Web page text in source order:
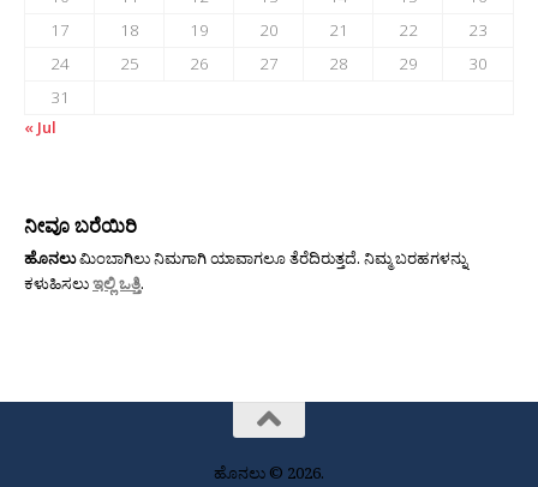
17
18 19 20 21 22
23
24
25 26 27 28 29
30
31
« Jul
ನೀವೂ ಬರೆಯಿರಿ
ಹೊನಲುಮಿಂಬಾಗಿಲು ನಿಮಗಾಗಿ ಯಾವಾಗಲೂ ತೆರೆದಿರುತ್ತದೆ. ನಿಮ್ಮ ಬರಹಗಳನ್ನು
ಕಳುಹಿಸಲುಇಲ್ಲಿ ಒತ್ತಿ.
ಹೊನಲು © 2026.